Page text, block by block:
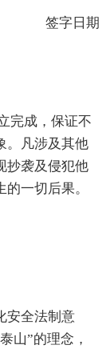
签字日期
完成，保证不
。凡涉及其他
抄袭及侵犯他
一切后果。
安全法制意
山”的理念，